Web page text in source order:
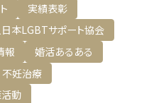
実績表彰
本LGBTサポート協会
報
婚活あるある
不妊治療
動